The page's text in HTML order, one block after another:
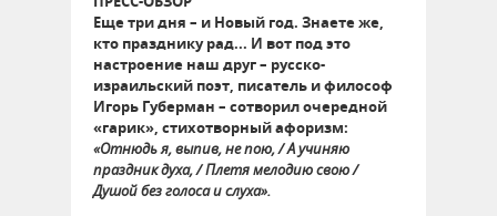
Еще три дня – и Новый год. Знаете же,
кто празднику рад... И вот под это
настроение наш друг – русско-
израильский поэт, писатель и философ
Игорь Губерман – сотворил очередной
«гарик», стихотворный афоризм:
«Отнюдь я, выпив, не пою, / А учиняю
праздник духа, / Плетя мелодию свою /
Душой без голоса и слуха».